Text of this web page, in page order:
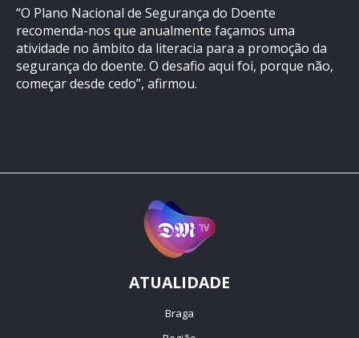
“O Plano Nacional de Segurança do Doente
recomenda-nos que anualmente façamos uma
atividade no âmbito da literacia para a promoção da
segurança do doente. O desafio aqui foi, porque não,
começar desde cedo”, afirmou.
ATUALIDADE
Braga